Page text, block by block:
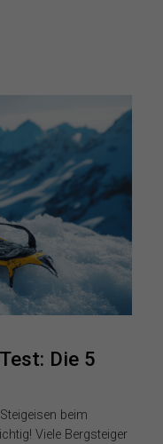
Die 5
beim
Viele Bergsteiger